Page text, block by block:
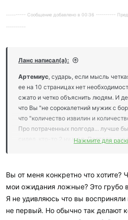
---------- Сообщение добавлено в 00:36 ----------
----------
Ланс написал(а):
Артемиус , сударь, если мысль
ее на 10 страницах нет
сжато и четко объяснить людям. И
что Вы "не сорокалетний мужик с
что "количество извилин и
Про потраченных полгода... лучше
сидел, кто-то 2 ну и т.п. Полгода - не
На веру никто ничего воспринимать
Слишком велика цена возможной
пророк Моисей.
Просто, когда человек на 100%
Нажмите для
Вы от меня конкретно что хотите?
мои ожидания ложные? Это грубо
Я не удивляюсь что вы
не первый. Но обычно так делают